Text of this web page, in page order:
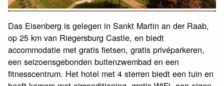
Das Eisenberg is gelegen in Sankt Martin an der Raab,
op 25 km van Riegersburg Castle, en biedt
accommodatie met gratis fietsen, gratis privéparkeren,
een seizoensgebonden buitenzwembad en een
fitnesscentrum. Het hotel met 4 sterren biedt een tuin en